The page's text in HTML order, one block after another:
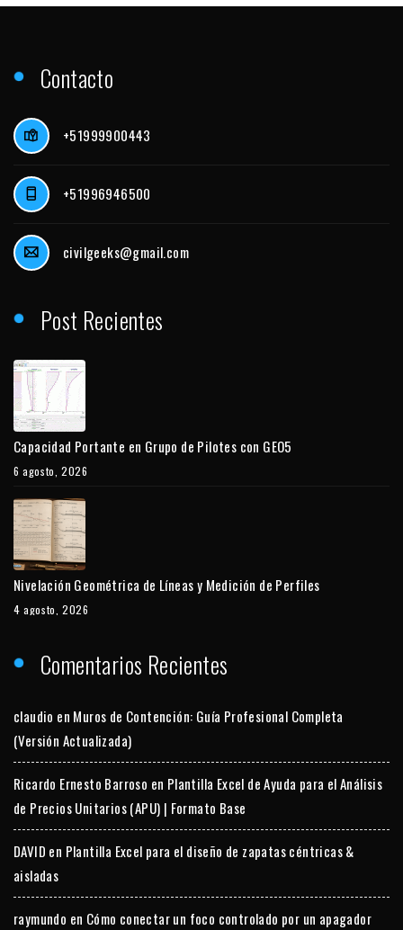
Contacto
+51999900443
+51996946500
civilgeeks@gmail.com
Post Recientes
Capacidad Portante en Grupo de Pilotes con GEO5
6 agosto, 2026
Nivelación Geométrica de Líneas y Medición de Perfiles
4 agosto, 2026
Comentarios Recientes
claudio en Muros de Contención: Guía Profesional Completa
(Versión Actualizada)
Ricardo Ernesto Barroso en Plantilla Excel de Ayuda para el Análisis
de Precios Unitarios (APU) | Formato Base
DAVID en Plantilla Excel para el diseño de zapatas céntricas &
aisladas
raymundo en Cómo conectar un foco controlado por un apagador